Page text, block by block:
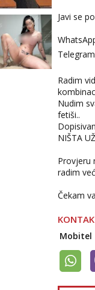
Javi se
Radim
Nudim
fetiši..
NIŠTA
Provjeru
radim
Čekam
Mobitel